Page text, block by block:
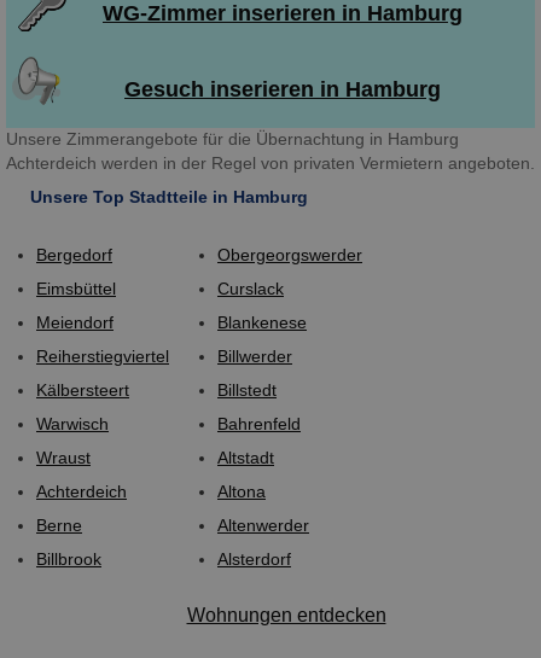
WG-Zimmer inserieren in Hamburg
Gesuch inserieren in Hamburg
Unsere Zimmerangebote für die Übernachtung in Hamburg
Achterdeich werden in der Regel von privaten Vermietern angeboten.
Unsere Top Stadtteile in Hamburg
Bergedorf
Eimsbüttel
Meiendorf
Reiherstiegviertel
Kälbersteert
Warwisch
Wraust
Achterdeich
Berne
Billbrook
Obergeorgswerder
Curslack
Blankenese
Billwerder
Billstedt
Bahrenfeld
Altstadt
Altona
Altenwerder
Alsterdorf
Wohnungen entdecken